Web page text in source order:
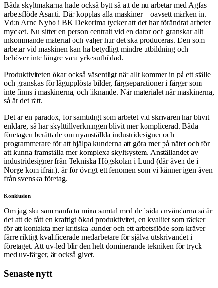
Båda skyltmakarna hade också bytt så att de nu arbetar med Agfas
arbetsflöde Asanti. Där kopplas alla maskiner – oavsett märken in.
Vd:n Arne Nybo i BK Dekorima tycker att det har förändrat arbetet
mycket. Nu sitter en person centralt vid en dator och granskar allt
inkommande material och väljer hur det ska produceras. Den som
arbetar vid maskinen kan ha betydligt mindre utbildning och
behöver inte längre vara yrkesutbildad.
Produktiviteten ökar också väsentligt när allt kommer in på ett ställe
och granskas för lågupplösta bilder, färgseparationer i färger som
inte finns i maskinerna, och liknande. När materialet når maskinerna,
så är det rätt.
Det är en paradox, för samtidigt som arbetet vid skrivaren har blivit
enklare, så har skylttillverkningen blivit mer komplicerad. Båda
företagen berättade om nyanställda industridesigner och
programmerare för att hjälpa kunderna att göra mer på nätet och för
att kunna framställa mer komplexa skyltsystem. Anställandet av
industridesigner från Tekniska Högskolan i Lund (där även de i
Norge kom ifrån), är för övrigt ett fenomen som vi känner igen även
från svenska företag.
Konklusion
Om jag ska sammanfatta mina samtal med de båda användarna så är
det att de fått en kraftigt ökad produktivitet, en kvalitet som räcker
för att kontakta mer kritiska kunder och ett arbetsflöde som kräver
färre riktigt kvalificerade medarbetare för själva utskrivandet i
företaget. Att uv-led blir den helt dominerande tekniken för tryck
med uv-färger, är också givet.
Senaste nytt